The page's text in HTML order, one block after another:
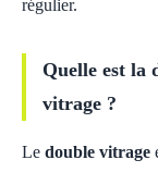
régulier.
Quelle est la
vitrage ?
Le double vitrage